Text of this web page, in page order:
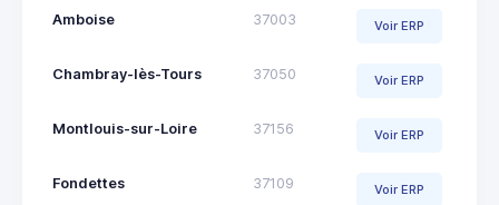
Amboise 37003 Voir ERP
Chambray-lès-Tours 37050 Voir ERP
Montlouis-sur-Loire 37156 Voir ERP
Fondettes 37109 Voir ERP